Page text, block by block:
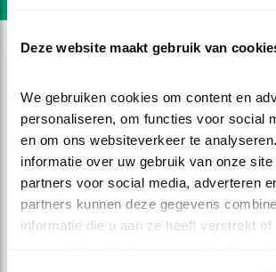
Deze website maakt gebruik van
We gebruiken cookies om content en
personaliseren, om functies voor social
en om ons websiteverkeer te
informatie over uw gebruik van onze site
partners voor social media, adverteren
partners kunnen deze gegevens
informatie die u aan ze heeft verstrekt of